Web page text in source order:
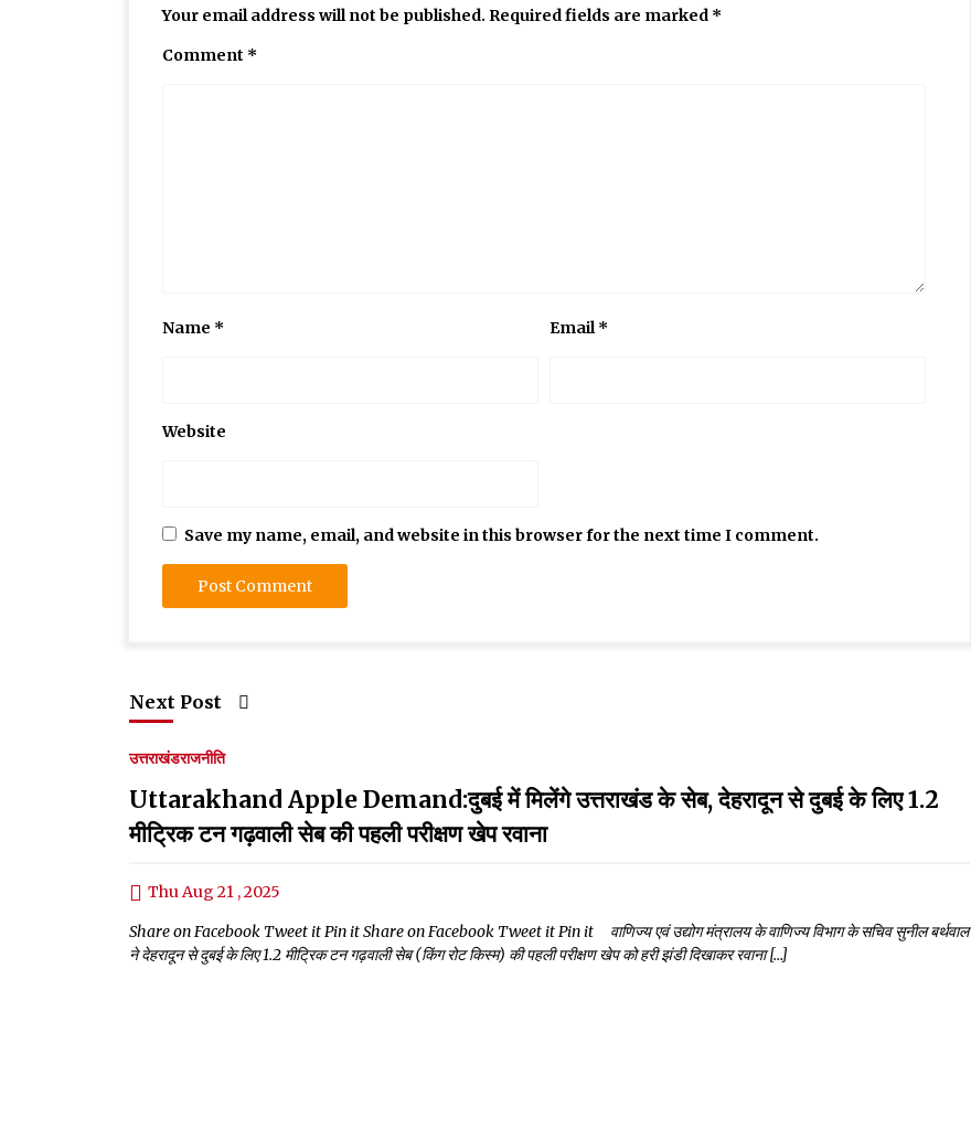
Your email address will not be published. Required fields are marked *
Comment *
Name * Email*
Website
Save my name, email, and website in this browser for the next time I comment.
Next Post
उत्तराखंडराजनीति
Uttarakhand Apple Demand:दुबई में मिलेंगे उत्तराखंड के सेब, देहरादून से दुबई के लिए 1.2
मीट्रिक टन गढ़वाली सेब की पहली परीक्षण खेप रवाना
Thu Aug 21 , 2025
Share on Facebook Tweet it Pin it Share on Facebook Tweet it Pin it वाणिज्य एवं उद्योग मंत्रालय के वाणिज्य विभाग के सचिव सुनील बर्थवाल
ने देहरादून से दुबई के लिए 1.2 मीट्रिक टन गढ़वाली सेब (किंग रोट किस्म) की पहली परीक्षण खेप को हरी झंडी दिखाकर रवाना […]